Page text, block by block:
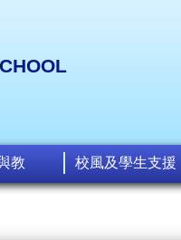
教 校風及學生支援